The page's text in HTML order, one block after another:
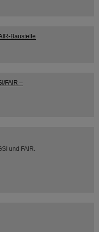
Baustelle
FAIR –
und FAIR.